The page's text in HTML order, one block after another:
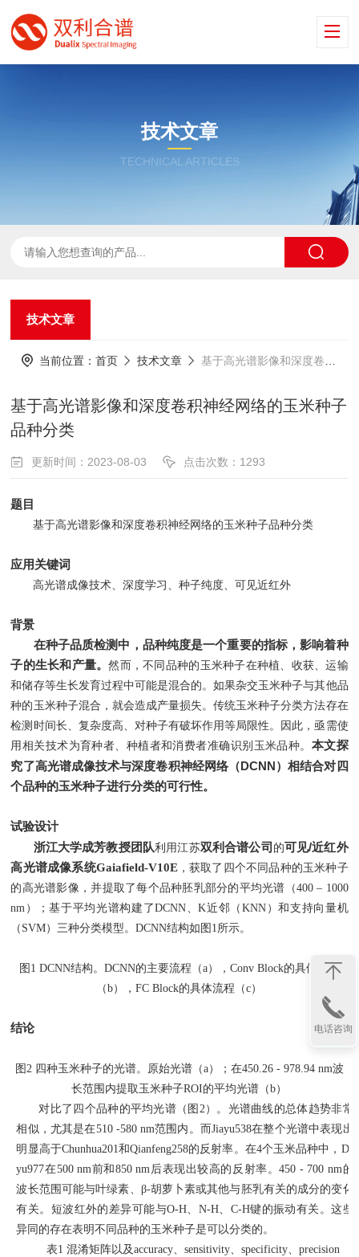
技术文章
TECHNICAL ARTICLES
技术文章
当前位置：首页 技术文章 基于高光谱影像和深度卷积神经网络的玉米种子品种分类
基于高光谱影像和深度卷积神经网络的玉米种子
品种分类
更新时间：2023-08-03 点击次数：1293
题目
基于高光谱影像和深度卷积神经网络的玉米种子品种分类
应用关键词
高光谱成像技术、深度学习、种子纯度、可见近红外
背景
在种子品质检测中，品种纯度是一个重要的指标，影响着种
子的生长和产量。然而，不同品种的玉米种子在种植、收获、运输
和储存等生长发育过程中可能是混合的。如果杂交玉米种子与其他品
种的玉米种子混合，就会造成产量损失。传统玉米种子分类方法存在
检测时间长、复杂度高、对种子有破坏作用等局限性。因此，亟需使
用相关技术为育种者、种植者和消费者准确识别玉米品种。 本文探
究了高光谱成像技术与深度卷积神经网络（DCNN）相结合对四
个品种的玉米种子进行分类的可行性。
试验设计
浙江大学成芳教授团队利用江苏双利合谱公司 的可见/近红外
高光谱成像系统Gaiafield-V10E，获取了四个不同品种的玉米种子
的高光谱影像，并提取了每个品种胚乳部分的平均光谱（400 – 1000
nm ）；基于平均光谱构建了DCNN、K近邻（KNN ）和支持向量机
（ SVM）三种分类模型。DCNN结构如图 1所示。
图 1 DCNN结构。 DCNN的主要流程（a）， Conv Block的具体流程
（b），FC Block的具体流程（c）
结论
图 2 四种玉米种子的光谱。原始光谱（a）；在450.26 - 978.94 nm波
长范围内提取玉米种子ROI的平均光谱（b）
对比了四个品种的平均光谱（图 2）。光谱曲线的总体趋势非常
相似，尤其是在510 -580 nm范围内。而Jiayu538在整个光谱中表现出
明显高于Chunhua201和Qianfeng258的反射率。在4个玉米品种中， De
yu977在500 nm前和 850 nm后表现出较高的反射率。450 - 700 nm的
波长范围可能与叶绿素、 β-胡萝卜素或其他与胚乳有关的成分的变化
有关。短波红外的差异可能与O-H、 N-H、 C-H键的振动有关。这些
异同的存在表明不同品种的玉米种子是可以分类的。
表1混淆矩阵以及accuracy、sensitivity、specificity、precision
电话咨询